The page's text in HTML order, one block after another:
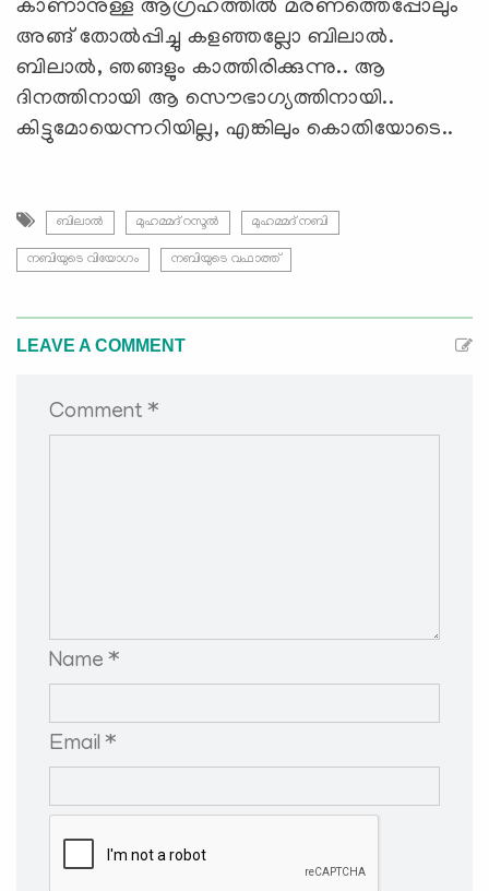
കാണാനുള്ള ആഗ്രഹത്തിൽ മരണത്തെപ്പോലും
അങ്ങ് തോൽപ്പിച്ചു കളഞ്ഞല്ലോ ബിലാൽ.
ബിലാൽ, ഞങ്ങളും കാത്തിരിക്കുന്നു.. ആ
ദിനത്തിനായി ആ സൌഭാഗ്യത്തിനായി..
കിട്ടുമോയെന്നറിയില്ല, എങ്കിലും കൊതിയോടെ..
ബിലാല്‍ മുഹമ്മദ് റസൂൽ മുഹമ്മദ് നബി
നബിയുടെ വിയോഗം നബിയുടെ വഫാത്ത്
LEAVE A COMMENT
Comment *
Name *
Email *